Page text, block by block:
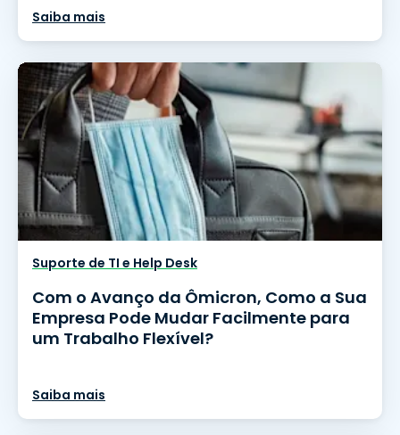
Saiba mais
Suporte de TI e Help Desk
Com o Avanço da Ômicron, Como a Sua
Empresa Pode Mudar Facilmente para
um Trabalho Flexível?
Saiba mais